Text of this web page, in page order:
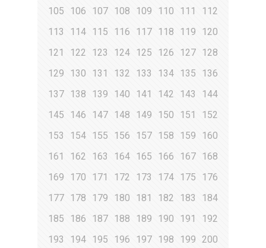
105
106 107 108 109 110 111
112
113
114 115 116 117 118 119
120
121
122 123 124 125 126 127 128
129
130 131 132 133 134 135
136
137 138 139 140 141 142 143
144
145
146 147 148 149 150 151
152
153
154 155 156 157 158 159
160
161
162 163 164 165 166 167 168
169
170 171 172 173 174 175
176
177 178 179 180 181 182 183
184
185
186 187 188 189 190 191
192
193
194 195 196 197 198 199 200